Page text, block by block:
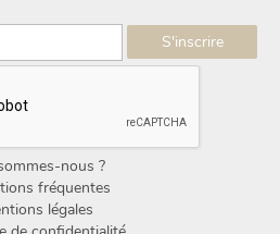
nous ?
fréquentes
légales